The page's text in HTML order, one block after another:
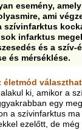
esemény,
ami
szívinfarktus
infarktus
és a szív-
és mérséklése.
életmód
ki, amikor a
egy
a szívinfarktus
ezelőtt, de